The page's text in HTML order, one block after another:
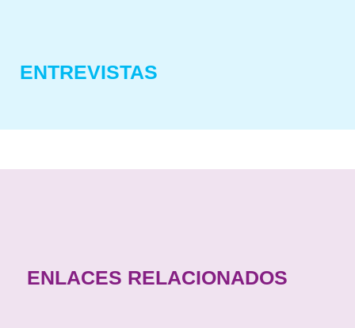
ENTREVISTAS
ENLACES RELACIONADOS